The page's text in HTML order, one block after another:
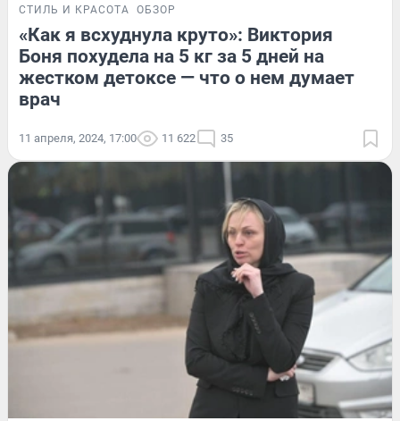
СТИЛЬ И КРАСОТА ОБЗОР
«Как я всхуднула круто»: Виктория
Боня похудела на 5 кг за 5 дней на
жестком детоксе — что о нем думает
врач
11 апреля, 2024, 17:00 11 622 35